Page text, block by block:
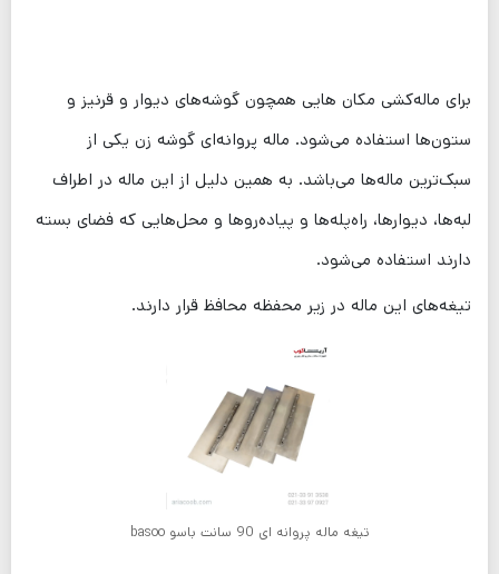
برای ماله‌کشی مکان هایی همچون گوشه‌های دیوار و قرنیز و
ستون‌ها استفاده می‌شود. ماله پروانه‌ای گوشه زن یکی از
سبک‌ترین ماله‌ها می‌باشد. به همین دلیل از این ماله در اطراف
لبه‌ها، دیوار‌ها، راه‌پله‌ها و پیاده‌روها و محل‌هایی که فضای بسته
دارند استفاده می‌شود.
تیغه‌های این ماله در زیر محفظه محافظ قرار دارند.
تیغه ماله پروانه ای 90 سانت باسو basoo